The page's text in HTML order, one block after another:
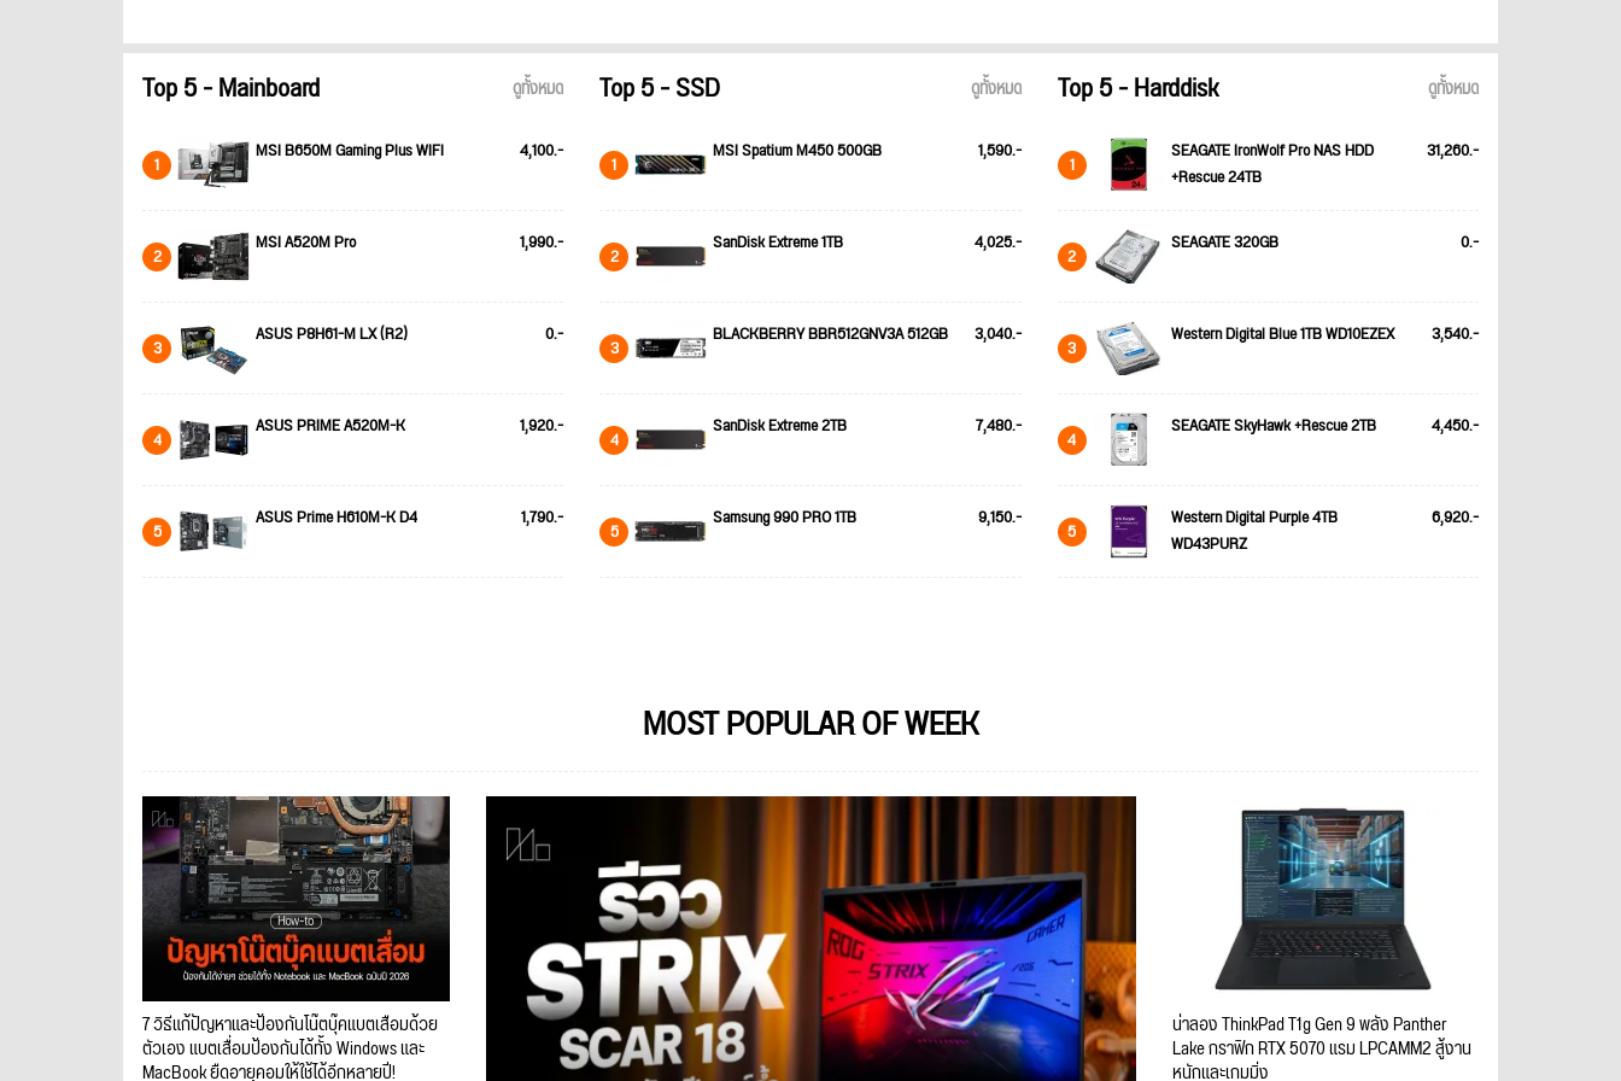
Top 5 - Mainboard ดูทั้งหมด
1 MSI B650M Gaming Plus WIFI 4,100.-
2 MSI A520M Pro 1,990.-
3 ASUS P8H61-M LX (R2) 0.-
4 ASUS PRIME A520M-K 1,920.-
5 ASUS Prime H610M-K D4 1,790.-
Top 5 - SSD ดูทั้งหมด
1 MSI Spatium M450 500GB 1,590.-
2 SanDisk Extreme 1TB 4,025.-
3 BLACKBERRY BBR512GNV3A 512GB 3,040.-
4 SanDisk Extreme 2TB 7,480.-
5 Samsung 990 PRO 1TB 9,150.-
Top 5 - Harddisk ดูทั้งหมด
1
SEAGATE IronWolf Pro NAS HDD
+Rescue 24TB
31,260.-
2 SEAGATE 320GB 0.-
3 Western Digital Blue 1TB WD10EZEX 3,540.-
4 SEAGATE SkyHawk +Rescue 2TB 4,450.-
5
Western Digital Purple 4TB
WD43PURZ
6,920.-
MOST POPULAR OF WEEK
7 วิธีแก้ปัญหาและป้องกันโน๊ตบุ๊คแบตเสื่อมด้วย
ตัวเอง แบตเสื่อมป้องกันได้ทั้ง Windows และ
MacBook ยืดอายุคอมให้ใช้ได้อีกหลายปี!
น่าลอง ThinkPad T1g Gen 9 พลัง Panther
Lake กราฟิก RTX 5070 แรม LPCAMM2 สู้งาน
หนักและเกมมิ่ง